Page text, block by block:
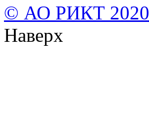
© АО РИКТ 2020
Наверх